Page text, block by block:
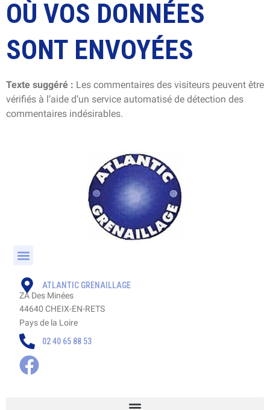
OÙ VOS DONNÉES
SONT ENVOYÉES
Texte suggéré : Les commentaires des visiteurs peuvent être
vérifiés à l’aide d’un service automatisé de détection des
commentaires indésirables.
ATLANTIC GRENAILLAGE
ZA Des Minées
44640 CHEIX-EN-RETS
Pays de la Loire
02 40 65 88 53